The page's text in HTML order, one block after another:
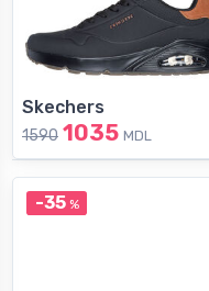
Skechers
1590 1035 MDL
-35%